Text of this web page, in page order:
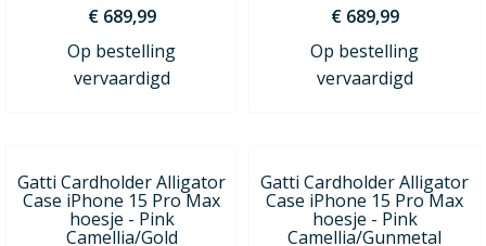
€ 689,99
Op bestelling
vervaardigd
€ 689,99
Op bestelling
vervaardigd
Gatti Cardholder Alligator
Case iPhone 15 Pro Max
hoesje - Pink
Camellia/Gold
Gatti Cardholder Alligator
Case iPhone 15 Pro Max
hoesje - Pink
Camellia/Gunmetal